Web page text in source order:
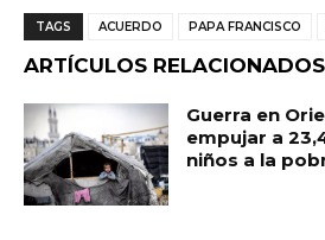
c
e
b
o
o
k
ts
A
p
p
ai
l
m
p
ar
ti
r
TAGS ACUERDO PAPA FRANCISCO
ARTÍCULOS RELACIONADOS
Guerra en
empujar a
niños a la